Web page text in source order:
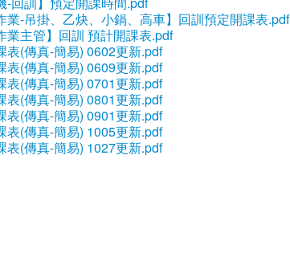
業-吊掛、乙炔、小鍋、高車】回訓預定開課表.pdf
業主管】回訓 預計開課表.pdf
表(傳真-簡易) 0602更新.pdf
表(傳真-簡易) 0609更新.pdf
表(傳真-簡易) 0701更新.pdf
表(傳真-簡易) 0801更新.pdf
表(傳真-簡易) 0901更新.pdf
表(傳真-簡易) 1005更新.pdf
表(傳真-簡易) 1027更新.pdf